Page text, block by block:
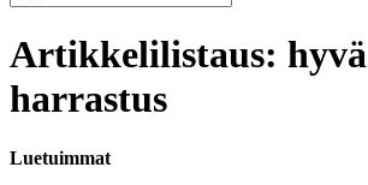
Artikkelilistaus: hyvä
harrastus
Luetuimmat